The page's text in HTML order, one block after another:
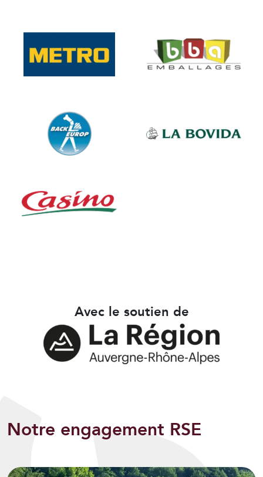
Avec le soutien de
Notre engagement RSE